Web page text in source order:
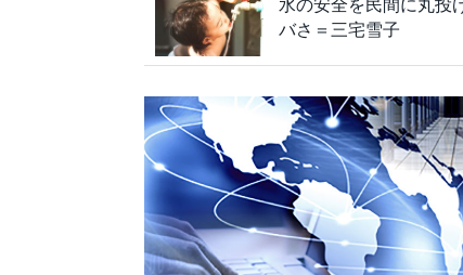
水の安全を民間に丸投
バさ＝三宅雪子